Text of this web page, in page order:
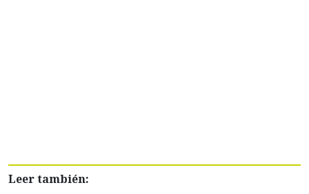
Leer también: